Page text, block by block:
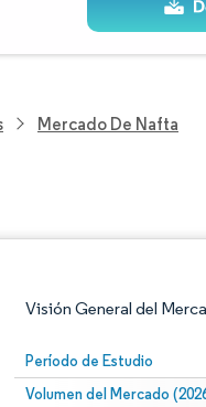
Mercado De Nafta
Visión General del
Período de Estudio
Volumen del Mercado